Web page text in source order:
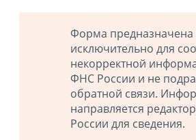
Форма предназначена
исключительно для
некорректной
ФНС России и не
обратной связи.
направляется
России для сведения.